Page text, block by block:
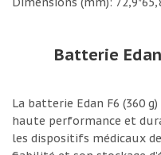
Batterie
La batterie Edan F6 (360
haute performance et
les dispositifs médicaux